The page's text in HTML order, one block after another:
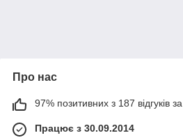
Про нас
97% позитивних з 187 відгуків за
Працює з 30.09.2014